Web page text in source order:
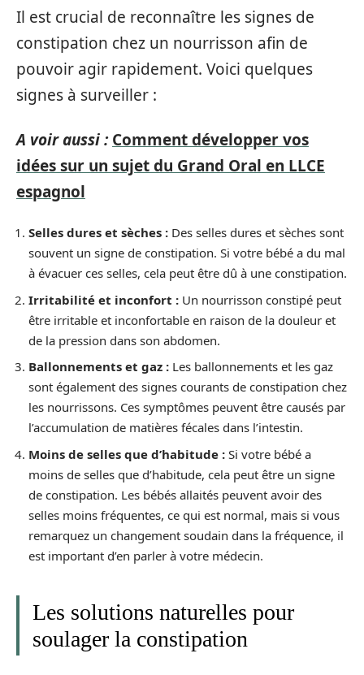
Il est crucial de reconnaître les signes de
constipation chez un nourrisson afin de
pouvoir agir rapidement. Voici quelques
signes à surveiller :
A voir aussi : Comment développer vos
idées sur un sujet du Grand Oral en LLCE
espagnol
Selles dures et sèches : Des selles dures et sèches sont
souvent un signe de constipation. Si votre bébé a du mal
à évacuer ces selles, cela peut être dû à une constipation.
Irritabilité et inconfort : Un nourrisson constipé peut
être irritable et inconfortable en raison de la douleur et
de la pression dans son abdomen.
Ballonnements et gaz : Les ballonnements et les gaz
sont également des signes courants de constipation chez
les nourrissons. Ces symptômes peuvent être causés par
l’accumulation de matières fécales dans l’intestin.
Moins de selles que d’habitude : Si votre bébé a
moins de selles que d’habitude, cela peut être un signe
de constipation. Les bébés allaités peuvent avoir des
selles moins fréquentes, ce qui est normal, mais si vous
remarquez un changement soudain dans la fréquence, il
est important d’en parler à votre médecin.
Les solutions naturelles pour
soulager la constipation